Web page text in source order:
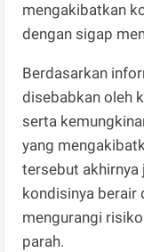
mengakibatkan
dengan sigap
Berdasarkan
disebabkan oleh
serta
yang
tersebut akhirnya
kondisinya berair
mengurangi
parah.